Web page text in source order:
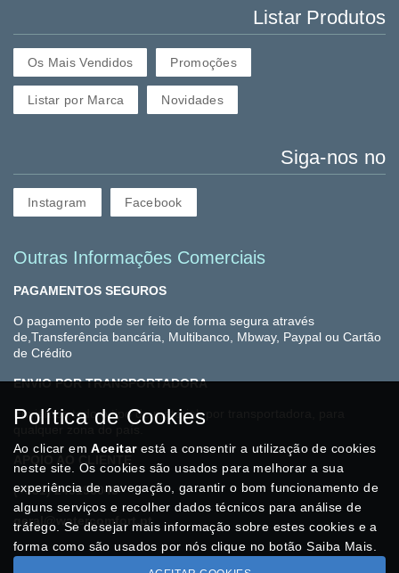
Listar Produtos
Os Mais Vendidos Promoções
Listar por Marca Novidades
Siga-nos no
Instagram Facebook
Outras Informações Comerciais
PAGAMENTOS SEGUROS
O pagamento pode ser feito de forma segura através
de,Transferência bancária, Multibanco, Mbway, Paypal ou Cartão
de Crédito
ENVIO POR TRANSPORTADORA
Enviamos todo o tipo de material, por transportadora, para
(+351) 249196045
geral@watercomfort.pt
Política de Cookies
Ao clicar emAceitarestá a consentir a utilização de cookies
neste site. Os cookies são usados para melhorar a sua
experiência de navegação, garantir o bom funcionamento de
alguns serviços e recolher dados técnicos para análise de
tráfego. Se desejar mais informação sobre estes cookies e a
forma como são usados por nós clique no botão Saiba Mais.